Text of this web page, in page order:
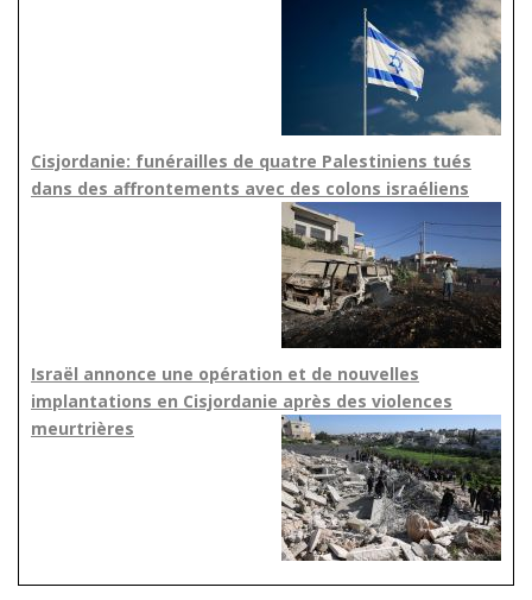
Cisjordanie: funérailles de quatre Palestiniens tués
dans des affrontements avec des colons israéliens
Israël annonce une opération et de nouvelles
implantations en Cisjordanie après des violences
meurtrières